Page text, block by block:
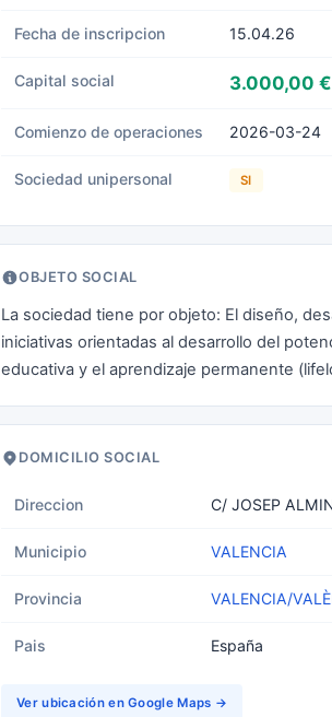
Fecha de inscripcion 15.04.26
Capital social 3.000,00 €
Comienzo de operaciones 2026-03-24
Sociedad unipersonal SI
OBJETO SOCIAL
La sociedad tiene por objeto: El diseño,
iniciativas orientadas al desarrollo del
educativa y el aprendizaje permanente
DOMICILIO SOCIAL
Direccion C/ JOSEP
Municipio VALENCIA
Provincia VALENCIA/
Pais España
Ver ubicación en Google Maps →